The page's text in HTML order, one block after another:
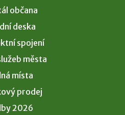
občana
deska
spojení
města
místa
prodej
2026